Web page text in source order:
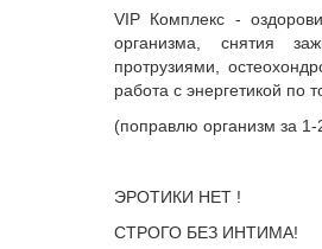
VIP Комплекс -
организма, снятия
протрузиями,
работа с энергетикой по
(поправлю организм за 1-
ЭРОТИКИ НЕТ !
СТРОГО БЕЗ ИНТИМА!